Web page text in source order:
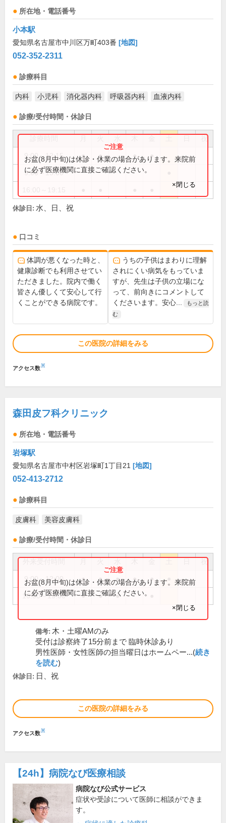
所在地・電話番号
小本駅
愛知県名古屋市中川区万町403番 [地図]
052-352-2311
診療科目
内科 小児科 消化器内科 呼吸器内科 血液内科
診療/受付時間・休診日
祝
9:00～12:15 ● ● ● ●
9:00～13:00
お盆(8月中旬)は休診・休業の場合があります。来院前
に必ず医療機関に直接ご確認ください。
×閉じる
休診日: 水、日、祝
口コミ
体調が悪くなった時と、
健康診断でも利用させてい
ただきました。院内で働く
皆さん優しくて安心して行
くことができる病院です。
うちの子供はまわりに理解
されにくい病気をもっていま
すが、先生は子供の立場にな
って、前向きにコメントして
くださいます。安心...
もっと読
む
この医院の詳細をみる
アクセス数※
森田皮フ科クリニック
所在地・電話番号
岩塚駅
愛知県名古屋市中村区岩塚町1丁目21 [地図]
052-413-2712
診療科目
皮膚科 美容皮膚科
診療/受付時間・休診日
祝
9:00～12:00 ● ● ● ● ●
16:00～19:00 ● ● ●
お盆(8月中旬)は休診・休業の場合があります。来院前
に必ず医療機関に直接ご確認ください。
×閉じる
備考: 木・土曜AMのみ
受付は診察終了15分前まで 臨時休診あり
男性医師・女性医師の担当曜日はホームペー...(続き
を読む)
休診日: 日、祝
この医院の詳細をみる
アクセス数※
【24h】 病院なび医療相談
病院なび公式サービス
症状や受診について医師に相談ができま
す。